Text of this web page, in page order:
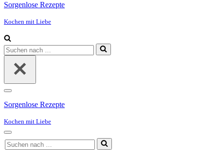
Sorgenlose Rezepte
Kochen mit Liebe
Suchen
nach …
Navigationsmenü
Sorgenlose Rezepte
Kochen mit Liebe
Navigationsmenü
Suchen
nach …